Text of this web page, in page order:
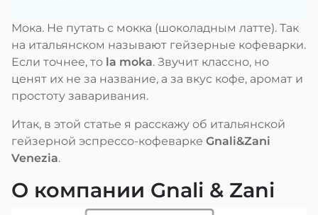
Мока. Не путать с мокка (шоколадным латте). Так
на итальянском называют гейзерные кофеварки.
Если точнее, то la moka. Звучит классно, но
ценят их не за название, а за вкус кофе, аромат и
простоту заваривания.
Итак, в этой статье я расскажу об итальянской
гейзерной эспрессо-кофеварке Gnali&Zani
Venezia.
О компании Gnali & Zani